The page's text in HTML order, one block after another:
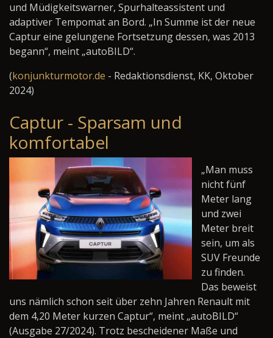
und Müdigkeitswarner, Spurhalteassistent und
adaptiver Tempomatan Bord. „In Summe ist der neue
Captur eine gelungene Fortsetzung dessen, was 2013
begann“, meint „autoBILD“.
(konjunkturmotor.de - Redaktionsdienst, KK, Oktober
2024)
Captur - Sparsam und
komfortabel
„Man muss
nicht fünf
Meter lang
und zwei
Meter breit
sein, um als
SUV Freunde
zu finden.
Das beweist
uns nämlich schon seit über zehn Jahren Renault mit
dem 4,20 Meter kurzen Captur“, meint „autoBILD“
(Ausgabe 27/2024). Trotz bescheidener Maße und